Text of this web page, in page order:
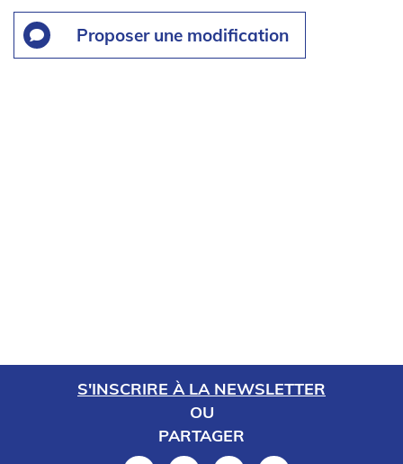
Proposer une modification
S'INSCRIRE À LA NEWSLETTER
OU
PARTAGER